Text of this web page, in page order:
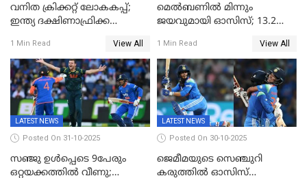
വനിത ക്രിക്കറ്റ് ലോകകപ്പ്;
ഇന്ത്യ ദക്ഷിണാഫ്രിക്ക
1 Min Read View All
മെൽബണിൽ മിന്നും
ജയവുമായി ഓസിസ്; 13.2
പരമ്പരയിൽ ലീഡ്
1 Min Read View All
LATEST NEWS
Posted On 31-10-2025
സഞ്ജു ഉൾപ്പെടെ 9പേരും
ഒറ്റയക്കത്തിൽ വീണു;
LATEST NEWS
Posted On 30-10-2025
ജെമീമയുടെ സെഞ്ചുറി
കരുത്തിൽ ഓസിസ്